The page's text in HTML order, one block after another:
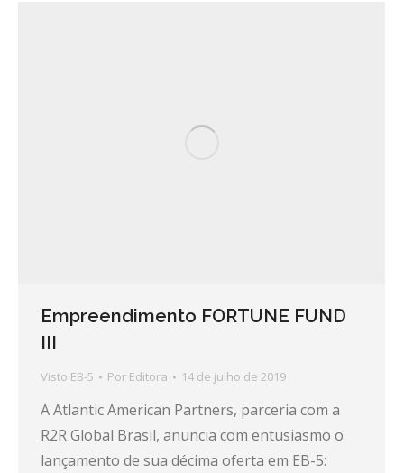
Empreendimento FORTUNE FUND
III
Visto EB-5 Por Editora 14 de julho de 2019
A Atlantic American Partners, parceria com a
R2R Global Brasil, anuncia com entusiasmo o
lançamento de sua décima oferta em EB-5: